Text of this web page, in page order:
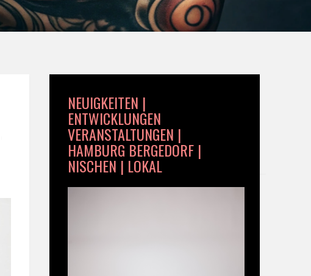
NEUIGKEITEN |
ENTWICKLUNGEN
VERANSTALTUNGEN |
HAMBURG BERGEDORF |
NISCHEN | LOKAL